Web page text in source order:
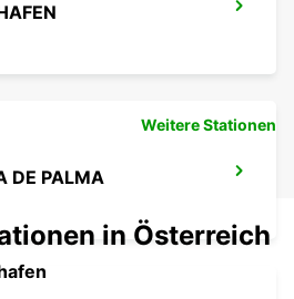
DE PALMA
Weitere Stationen
in Österreich